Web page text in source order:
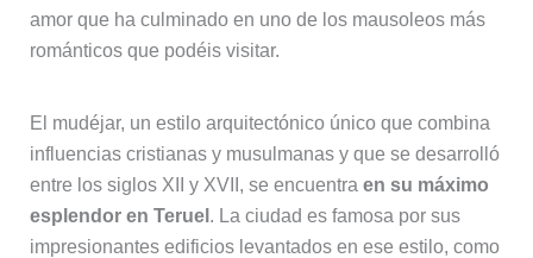
amor que ha culminado en uno de los mausoleos más
románticos que podéis visitar.
El mudéjar, un estilo arquitectónico único que combina
influencias cristianas y musulmanas y que se desarrolló
entre los siglos XII y XVII, se encuentra en su máximo
esplendor en Teruel . La ciudad es famosa por sus
impresionantes edificios levantados en ese estilo, como